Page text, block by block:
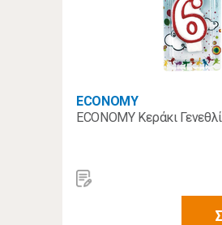
ECONOMY
ECONOMY Κεράκι